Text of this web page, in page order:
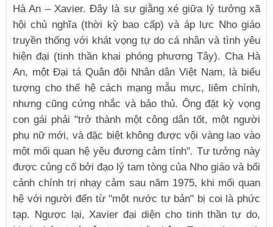
Hà An – Xavier. Đây là sự giằng xé giữa lý tưởng xã
hội chủ nghĩa (thời kỳ bao cấp) và áp lực Nho giáo
truyền thống với khát vọng tự do cá nhân và tình yêu
hiện đại (tinh thần khai phóng phương Tây). Cha Hà
An, một Đại tá Quân đội Nhân dân Việt Nam, là biểu
tượng cho thế hệ cách mạng mẫu mực, liêm chính,
nhưng cũng cứng nhắc và bảo thủ. Ông đặt kỳ vọng
con gái phải "trở thành một công dân tốt, một người
phụ nữ mới, và đặc biệt không được vội vàng lao vào
một mối quan hệ yêu đương cảm tính". Tư tưởng này
được củng cố bởi đạo lý tam tòng của Nho giáo và bối
cảnh chính trị nhạy cảm sau năm 1975, khi mối quan
hệ với người đến từ "một nước tư bản" bị coi là phức
tạp. Ngược lại, Xavier đại diện cho tinh thần tự do,